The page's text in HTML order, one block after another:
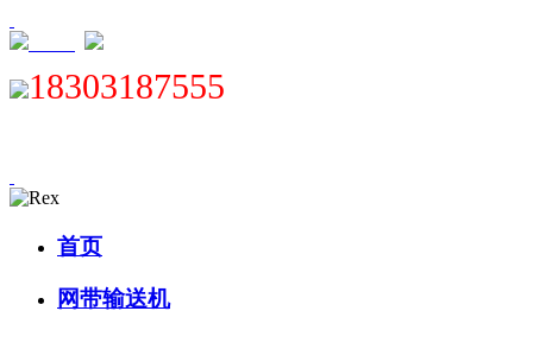
18303187555
首页
网带输送机